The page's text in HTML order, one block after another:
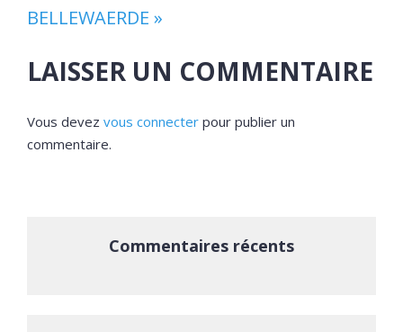
BELLEWAERDE »
LAISSER UN COMMENTAIRE
Vous devez vous connecter pour publier un
commentaire.
Commentaires récents